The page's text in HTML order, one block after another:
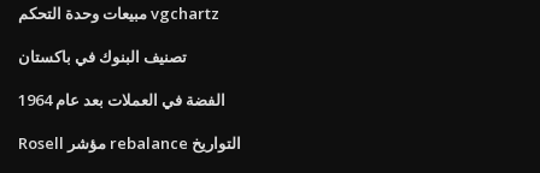
مبيعات وحدة التحكم vgchartz
تصنيف البنوك في باكستان
الفضة في العملات بعد عام 1964
Rosell مؤشر rebalance التواريخ